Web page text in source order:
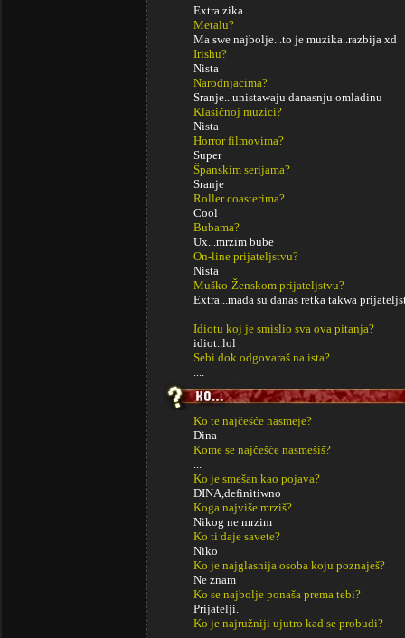
Extra zika ....
Metalu?
Ma swe najbolje...to je muzika..razbija xd
Irishu?
Nista
Narodnjacima?
Sranje...unistawaju danasnju omladinu
Klasičnoj muzici?
Nista
Horror filmovima?
Super
Španskim serijama?
Sranje
Roller coasterima?
Cool
Bubama?
Ux...mrzim bube
On-line prijateljstvu?
Nista
Muško-Ženskom prijateljstvu?
Extra...mada su danas retka takwa
Idiotu koj je smislio sva ova pitanja?
idiot..lol
Sebi dok odgovaraš na ista?
....
Ko te najčešće nasmeje?
Dina
Kome se najčešće nasmešiš?
...
Ko je smešan kao pojava?
DINA,definitiwno
Koga najviše mrziš?
Nikog ne mrzim
Ko ti daje savete?
Niko
Ko je najglasnija osoba koju poznaješ?
Ne znam
Ko se najbolje ponaša prema tebi?
Prijatelji.
Ko je najružniji ujutro kad se probudi?